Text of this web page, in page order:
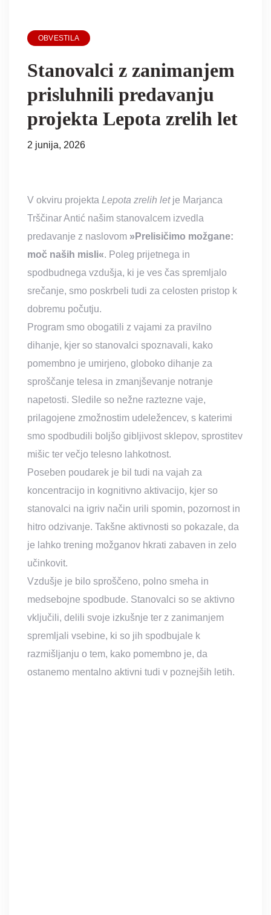
OBVESTILA
Stanovalci z zanimanjem
prisluhnili predavanju
projekta Lepota zrelih let
2 junija, 2026
V okviru projekta Lepota zrelih letje Marjanca
Trščinar Antić našim stanovalcem izvedla
predavanje z naslovom »Prelisičimo možgane:
moč naših misli«. Poleg prijetnega in
spodbudnega vzdušja, ki je ves čas spremljalo
srečanje, smo poskrbeli tudi za celosten pristop k
dobremu počutju.
Program smo obogatili z vajami za pravilno
dihanje, kjer so stanovalci spoznavali, kako
pomembno je umirjeno, globoko dihanje za
sproščanje telesa in zmanjševanje notranje
napetosti. Sledile so nežne raztezne vaje,
prilagojene zmožnostim udeležencev, s katerimi
smo spodbudili boljšo gibljivost sklepov, sprostitev
mišic ter večjo telesno lahkotnost.
Poseben poudarek je bil tudi na vajah za
koncentracijo in kognitivno aktivacijo, kjer so
stanovalci na igriv način urili spomin, pozornost in
hitro odzivanje. Takšne aktivnosti so pokazale, da
je lahko trening možganov hkrati zabaven in zelo
učinkovit.
Vzdušje je bilo sproščeno, polno smeha in
medsebojne spodbude. Stanovalci so se aktivno
vključili, delili svoje izkušnje ter z zanimanjem
spremljali vsebine, ki so jih spodbujale k
razmišljanju o tem, kako pomembno je, da
ostanemo mentalno aktivni tudi v poznejših letih.